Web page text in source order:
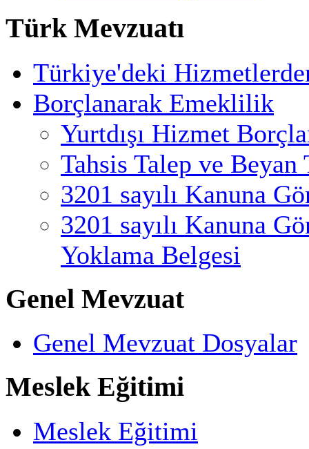
Türk Mevzuatı
Türkiye'deki
Borçlanarak Emeklilik
Yurtdışı Hizmet
Tahsis Talep ve Beyan
3201 sayılı Kanuna
3201 sayılı Kanuna
Yoklama Belgesi
Genel Mevzuat
Genel Mevzuat Dosyalar
Meslek Eğitimi
Meslek Eğitimi